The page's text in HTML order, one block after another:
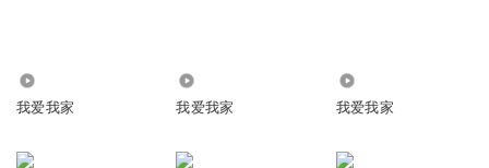
我爱我家 我爱我家 我爱我家